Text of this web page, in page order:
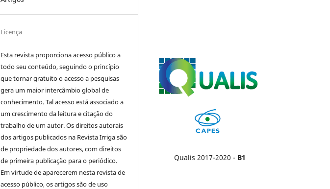
Licença
Esta revista proporciona acesso público a
todo seu conteúdo, seguindo o princípio
que tornar gratuito o acesso a pesquisas
gera um maior intercâmbio global de
conhecimento. Tal acesso está associado a
um crescimento da leitura e citação do
trabalho de um autor. Os direitos autorais
dos artigos publicados na Revista Irriga são
de propriedade dos autores, com direitos
de primeira publicação para o periódico.
Em virtude de aparecerem nesta revista de
acesso público, os artigos são de uso
Qualis 2017-2020 - B1